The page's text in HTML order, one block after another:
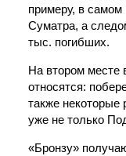
примеру, в самом
Суматра, а
тыс. погибших.
На втором месте
относятся:
также некоторые
уже не только
«Бронзу»